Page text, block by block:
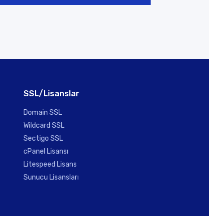
SSL/Lisanslar
Domain SSL
Wildcard SSL
Sectigo SSL
cPanel Lisansı
Litespeed Lisans
Sunucu Lisansları